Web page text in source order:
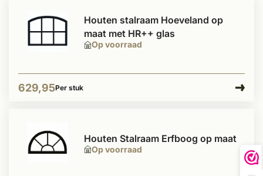
Op voorraad
Houten stalraam Hoeveland op
maat met HR++ glas
629,95Per stuk
Op voorraad
Houten Stalraam Erfboog op maat